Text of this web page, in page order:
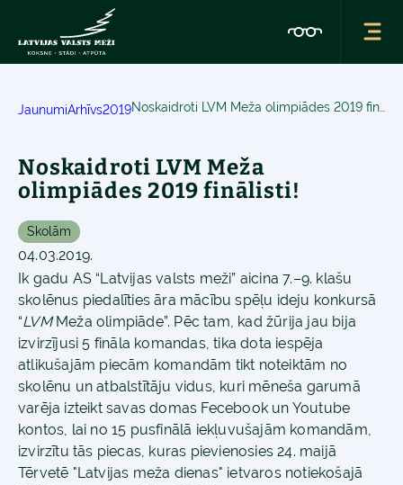
JaunumiArhīvs2019
Noskaidroti LVM Meža
olimpiādes 2019 finālisti!
Skolām
04.03.2019.
Ik gadu AS “Latvijas valsts meži” aicina 7.–9. klašu
skolēnus piedalīties āra mācību spēļu ideju konkursā
“LVMMeža olimpiāde”. Pēc tam, kad žūrija jau bija
izvirzījusi 5 fināla komandas, tika dota iespēja
atlikušajām piecām komandām tikt noteiktām no
skolēnu un atbalstītāju vidus, kuri mēneša garumā
varēja izteikt savas domas Fecebook un Youtube
kontos, lai no 15 pusfinālā iekļuvušajām komandām,
izvirzītu tās piecas, kuras pievienosies 24. maijā
Tērvetē "Latvijas meža dienas" ietvaros notiekošajā